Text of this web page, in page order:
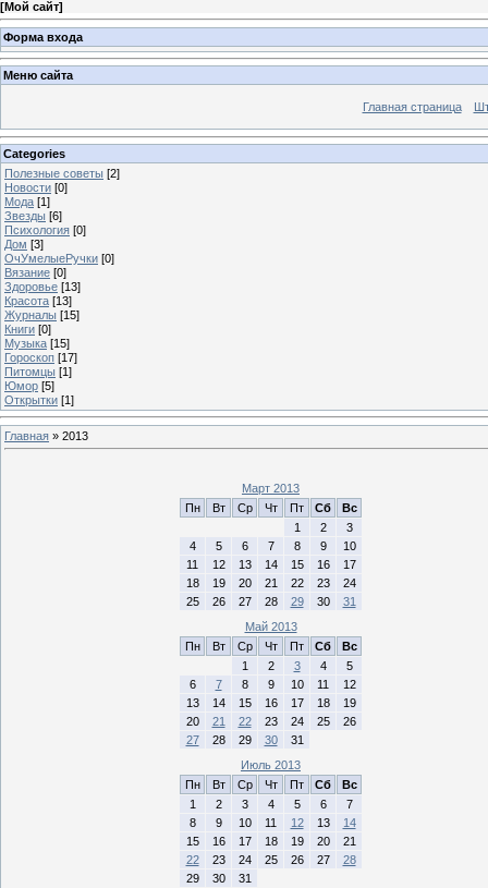
[Мой сайт]
Форма входа
Меню сайта
Главная страница
Categories
Полезные советы [2]
Новости [0]
Мода [1]
Звезды [6]
Психология [0]
Дом [3]
ОчУмелыеРучки [0]
Вязание [0]
Здоровье [13]
Красота [13]
Журналы [15]
Книги [0]
Музыка [15]
Гороскоп [17]
Питомцы [1]
Юмор [5]
Открытки [1]
Главная » 2013
Март 2013
Пн
Вт Ср Чт Пт Сб
Вс
1
2
3
4
5 6 7 8 9
10
11
12 13 14 15 16
17
18
19 20 21 22 23
24
25
26 27 28 29 30
31
Май 2013
Пн
Вт Ср Чт Пт Сб
Вс
1
2 3 4
5
6
7 8 9 10 11
12
13
14 15 16 17 18
19
20
21 22 23 24 25
26
27
28 29 30
31
Июль 2013
Пн
Вт Ср Чт Пт Сб
Вс
1
2 3 4 5 6
7
8
9 10 11 12 13
14
15
16 17 18 19 20
21
22
23 24 25 26 27
28
29
30
31